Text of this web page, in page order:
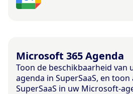
Microsoft 365 Agenda
Toon de beschikbaarheid van
agenda in SuperSaaS, en
SuperSaaS in uw Microsoft-